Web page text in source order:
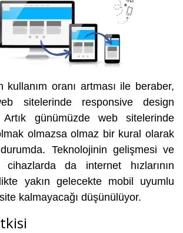
kullanım oranı artması ile beraber,
sitelerinde responsive design
Artık günümüzde web sitelerinde
olmazsa olmaz bir kural olarak
Teknolojinin gelişmesi ve
da internet hızlarının
yakın gelecekte mobil uyumlu
kalmayacağı düşünülüyor.